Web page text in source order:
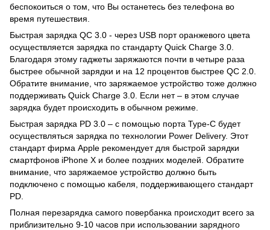
беспокоиться о том, что Вы останетесь без телефона во
время путешествия.
Быстрая зарядка QC 3.0 - через USB порт оранжевого цвета
осуществляется зарядка по стандарту Quick Charge 3.0.
Благодаря этому гаджеты заряжаются почти в четыре раза
быстрее обычной зарядки и на 12 процентов быстрее QC 2.0.
Обратите внимание, что заряжаемое устройство тоже должно
поддерживать Quick Charge 3.0. Если нет – в этом случае
зарядка будет происходить в обычном режиме.
Быстрая зарядка PD 3.0 – с помощью порта Type-C будет
осуществляться зарядка по технологии Power Delivery. Этот
стандарт фирма Apple рекомендует для быстрой зарядки
смартфонов iPhone X и более поздних моделей. Обратите
внимание, что заряжаемое устройство должно быть
подключено с помощью кабеля, поддерживающего стандарт
PD.
Полная перезарядка самого повербанка происходит всего за
приблизительно 9-10 часов при использовании зарядного